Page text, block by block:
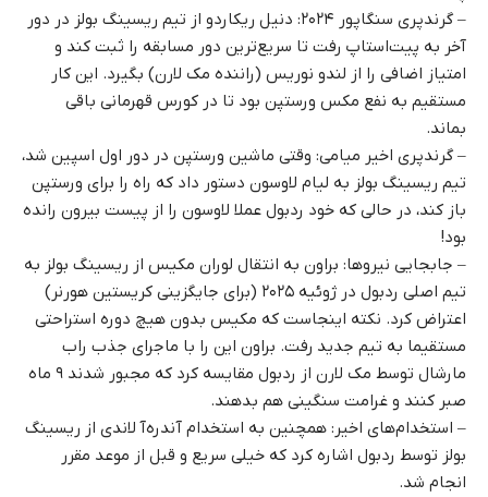
– گرندپری سنگاپور ۲۰۲۴: دنیل ریکاردو از تیم ریسینگ بولز در دور
آخر به پیت‌استاپ رفت تا سریع‌ترین دور مسابقه را ثبت کند و
امتیاز اضافی را از لندو نوریس (راننده مک‌ لارن) بگیرد. این کار
مستقیم به نفع مکس ورستپن بود تا در کورس قهرمانی باقی
بماند.
– گرندپری اخیر میامی: وقتی ماشین ورستپن در دور اول اسپین شد،
تیم ریسینگ بولز به لیام لاوسون دستور داد که راه را برای ورستپن
باز کند، در حالی که خود ردبول عملا لاوسون را از پیست بیرون رانده
بود!
– جابجایی نیروها: براون به انتقال لوران مکیس از ریسینگ بولز به
تیم اصلی ردبول در ژوئیه ۲۰۲۵ (برای جایگزینی کریستین هورنر)
اعتراض کرد. نکته اینجاست که مکیس بدون هیچ دوره استراحتی
مستقیما به تیم جدید رفت. براون این را با ماجرای جذب راب
مارشال توسط مک‌ لارن از ردبول مقایسه کرد که مجبور شدند ۹ ماه
صبر کنند و غرامت سنگینی هم بدهند.
– استخدام‌های اخیر: همچنین به استخدام آندره‌آ لاندی از ریسینگ
بولز توسط ردبول اشاره کرد که خیلی سریع و قبل از موعد مقرر
انجام شد.